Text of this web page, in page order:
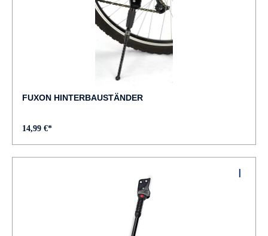
FUXON HINTERBAUSTÄNDER
14,99 €*